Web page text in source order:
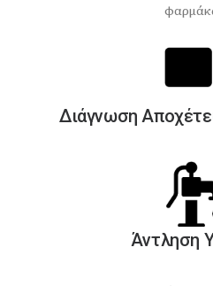
Διάγνωση
Άντληση